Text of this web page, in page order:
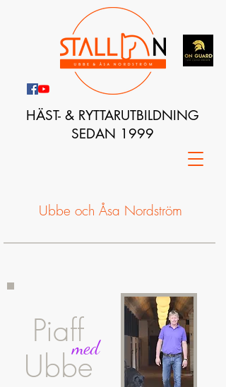
HÄST- & RYTTARUTBILDNING
SEDAN 1999
Ubbe och Åsa Nordström
Piaff
Ubbe
med